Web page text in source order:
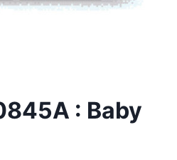
: Baby